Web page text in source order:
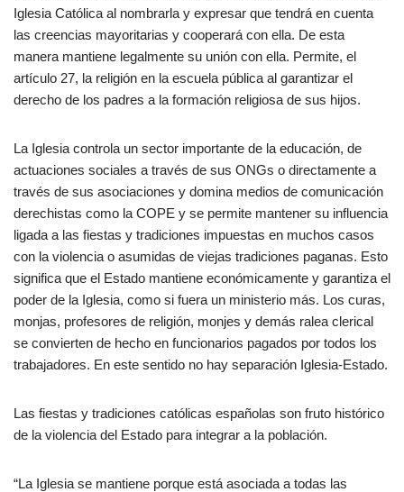
Iglesia Católica al nombrarla y expresar que tendrá en cuenta
las creencias mayoritarias y cooperará con ella. De esta
manera mantiene legalmente su unión con ella. Permite, el
artículo 27, la religión en la escuela pública al garantizar el
derecho de los padres a la formación religiosa de sus hijos.
La Iglesia controla un sector importante de la educación, de
actuaciones sociales a través de sus ONGs o directamente a
través de sus asociaciones y domina medios de comunicación
derechistas como la COPE y se permite mantener su influencia
ligada a las fiestas y tradiciones impuestas en muchos casos
con la violencia o asumidas de viejas tradiciones paganas. Esto
significa que el Estado mantiene económicamente y garantiza el
poder de la Iglesia, como si fuera un ministerio más. Los curas,
monjas, profesores de religión, monjes y demás ralea clerical
se convierten de hecho en funcionarios pagados por todos los
trabajadores. En este sentido no hay separación Iglesia-Estado.
Las fiestas y tradiciones católicas españolas son fruto histórico
de la violencia del Estado para integrar a la población.
“La Iglesia se mantiene porque está asociada a todas las